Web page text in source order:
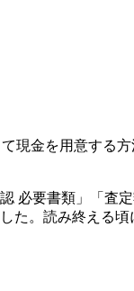
現金を用意する
必要書類」「査
た。読み終える